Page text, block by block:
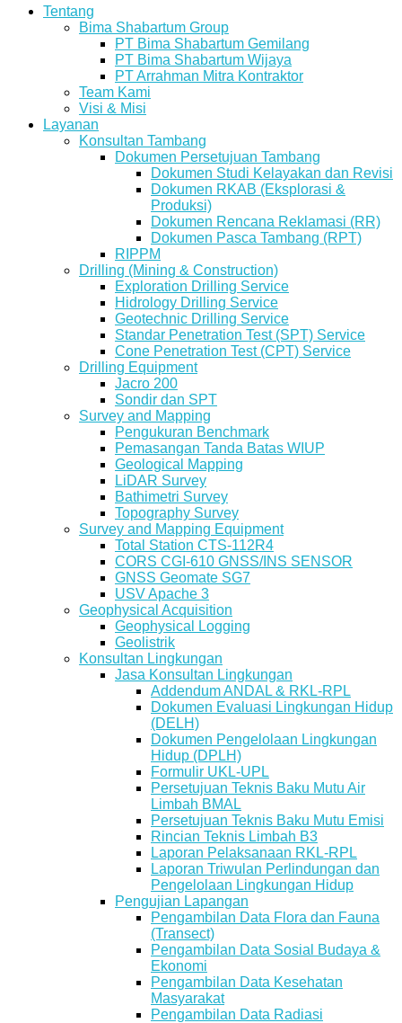
Tentang
Bima Shabartum Group
PT Bima Shabartum Gemilang
PT Bima Shabartum Wijaya
PT Arrahman Mitra Kontraktor
Team Kami
Visi & Misi
Layanan
Konsultan Tambang
Dokumen Persetujuan Tambang
Dokumen Studi Kelayakan dan Revisi
Dokumen RKAB (Eksplorasi &
Produksi)
Dokumen Rencana Reklamasi (RR)
Dokumen Pasca Tambang (RPT)
RIPPM
Drilling (Mining & Construction)
Exploration Drilling Service
Hidrology Drilling Service
Geotechnic Drilling Service
Standar Penetration Test (SPT) Service
Cone Penetration Test (CPT) Service
Drilling Equipment
Jacro 200
Sondir dan SPT
Survey and Mapping
Pengukuran Benchmark
Pemasangan Tanda Batas WIUP
Geological Mapping
LiDAR Survey
Bathimetri Survey
Topography Survey
Survey and Mapping Equipment
Total Station CTS-112R4
CORS CGI-610 GNSS/INS SENSOR
GNSS Geomate SG7
USV Apache 3
Geophysical Acquisition
Geophysical Logging
Geolistrik
Konsultan Lingkungan
Jasa Konsultan Lingkungan
Addendum ANDAL & RKL-RPL
Dokumen Evaluasi Lingkungan Hidup
(DELH)
Dokumen Pengelolaan Lingkungan
Hidup (DPLH)
Formulir UKL-UPL
Persetujuan Teknis Baku Mutu Air
Limbah BMAL
Persetujuan Teknis Baku Mutu Emisi
Rincian Teknis Limbah B3
Laporan Pelaksanaan RKL-RPL
Laporan Triwulan Perlindungan dan
Pengelolaan Lingkungan Hidup
Pengujian Lapangan
Pengambilan Data Flora dan Fauna
(Transect)
Pengambilan Data Sosial Budaya &
Ekonomi
Pengambilan Data Kesehatan
Masyarakat
Pengambilan Data Radiasi